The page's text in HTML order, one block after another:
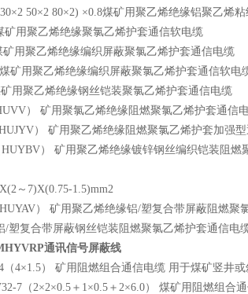
50×2 80×2) ×0.8煤矿用聚乙烯绝缘铝聚乙烯
矿用聚乙烯绝缘聚氯乙烯护套通信软电缆
矿用聚乙烯绝缘编织屏蔽聚氯乙烯护套通信电缆
矿用聚乙烯绝缘编织屏蔽聚氯乙烯护套通信软电
用聚乙烯绝缘钢丝铠装聚氯乙烯护套通信电缆
） 矿用聚氯乙烯绝缘阻燃聚氯乙烯护套通信
） 矿用聚乙烯绝缘阻燃聚氯乙烯护套加强
） 矿用聚乙烯绝缘镀锌钢丝编织铠装阻燃
～7)X(0.75-1.5)mm2
） 矿用聚乙烯绝缘铝/塑复合带屏蔽阻燃
/塑复合带屏蔽钢丝铠装阻燃聚氯乙烯护套通信电
通讯信号屏蔽线
（4×1.5） 矿用阻燃组合通信电缆 用于煤矿竖井
7（2×2×0.5＋1×0.5＋2×6.0） 煤矿用阻燃组合